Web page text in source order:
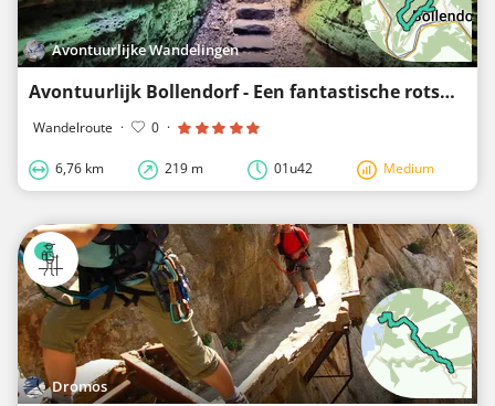
Avontuurlijke Wandelingen
Avontuurlijk Bollendorf - Een fantastische rotswereld met de Groene Hel en de Preekstoel
Wandelroute · 0 ·
6,76 km 219 m 01u42 Medium
Dromos